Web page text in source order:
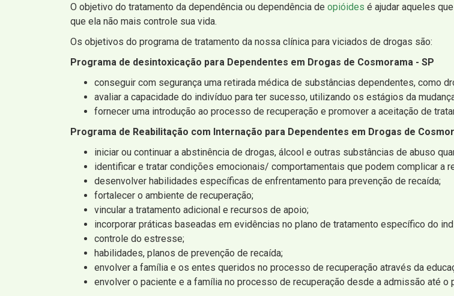
O objetivo do tratamento da dependência ou dependência de opióides é ajudar aqueles
que ela não mais controle sua vida.
Os objetivos do programa de tratamento da nossa clínica para viciados de drogas são:
Programa de desintoxicação para Dependentes em Drogas de Cosmorama - SP
conseguir com segurança uma retirada médica de substâncias dependentes, como
avaliar a capacidade do indivíduo para ter sucesso, utilizando os estágios da
fornecer uma introdução ao processo de recuperação e promover a aceitação de
Programa de Reabilitação com Internação para Dependentes em Drogas de
iniciar ou continuar a abstinência de drogas, álcool e outras substâncias de abuso
identificar e tratar condições emocionais/ comportamentais que podem complicar a
desenvolver habilidades específicas de enfrentamento para prevenção de recaída;
fortalecer o ambiente de recuperação;
vincular a tratamento adicional e recursos de apoio;
incorporar práticas baseadas em evidências no plano de tratamento específico do
controle do estresse;
habilidades, planos de prevenção de recaída;
envolver a família e os entes queridos no processo de recuperação através da
envolver o paciente e a família no processo de recuperação desde a admissão até o